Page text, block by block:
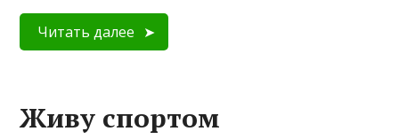
Читать далее
Живу спортом